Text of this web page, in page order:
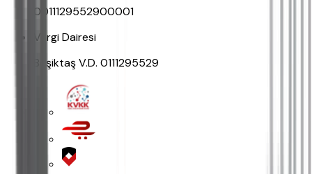
0011129552900001
Vergi Dairesi
Beşiktaş V.D. 0111295529